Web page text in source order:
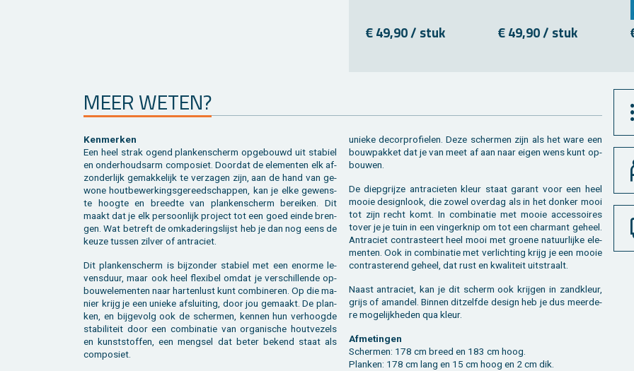
€ 49,90 / stuk € 49,90 / stuk
MEER WETEN?
Ken­mer­ken
Een heel strak ogend plan­ken­scherm op­ge­bouwd uit sta­biel
en on­der­houds­arm com­po­siet. Door­dat de ele­men­ten elk af­
zon­der­lijk ge­mak­ke­lijk te ver­za­gen zijn, aan de hand van ge­
wo­ne hout­be­wer­kings­ge­reed­schap­pen, kan je elke ge­wens­
te hoog­te en breed­te van plan­ken­scherm be­rei­ken. Dit
maakt dat je elk per­soon­lijk pro­ject tot een goed einde bren­
gen. Wat be­treft de om­ka­de­rings­lijst heb je dan nog eens de
keuze tus­sen zil­ver of an­tra­ciet.
Dit plan­ken­scherm is bij­zon­der sta­biel met een enor­me le­
vens­duur, maar ook heel flexi­bel omdat je ver­schil­len­de op­
bouw­ele­men­ten naar har­ten­lust kunt com­bi­ne­ren. Op die ma­
nier krijg je een unie­ke af­slui­ting, door jou ge­maakt. De plan­
ken, en bij­ge­volg ook de scher­men, ken­nen hun ver­hoog­de
sta­bi­li­teit door een com­bi­na­tie van or­ga­ni­sche hout­ve­zels
en kunst­stof­fen, een meng­sel dat beter be­kend staat als
com­po­siet.
unie­ke de­cor­pro­fie­len. Deze scher­men zijn als het ware een
bouw­pak­ket dat je van meet af aan naar eigen wens kunt op­
bou­wen.
De diep­grij­ze an­tra­cie­ten kleur staat ga­rant voor een heel
mooie de­sign­look, die zowel over­dag als in het don­ker mooi
tot zijn recht komt. In com­bi­na­tie met mooie ac­ces­soi­res
tover je je tuin in een vin­ger­knip om tot een char­mant ge­heel.
An­tra­ciet con­tras­teert heel mooi met groe­ne na­tuur­lij­ke ele­
men­ten. Ook in com­bi­na­tie met ver­lich­ting krijg je een mooie
con­tras­te­rend ge­heel, dat rust en kwa­li­teit uit­straalt.
Naast an­tra­ciet, kan je dit scherm ook krij­gen in zand­kleur,
grijs of aman­del. Bin­nen dit­zelf­de de­sign heb je dus meer­de­
re mo­ge­lijk­he­den qua kleur.
Af­me­tin­gen
Scher­men: 178 cm breed en 183 cm hoog.
Plan­ken: 178 cm lang en 15 cm hoog en 2 cm dik.